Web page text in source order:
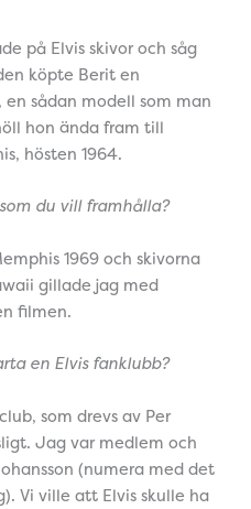
på Elvis skivor och såg
köpte Berit en
sådan modell som man
hon ända fram till
hösten 1964.
du vill framhålla?
1969 och skivorna
gillade jag med
filmen.
en Elvis fanklubb?
som drevs av Per
Jag var medlem och
(numera med det
Vi ville att Elvis skulle ha